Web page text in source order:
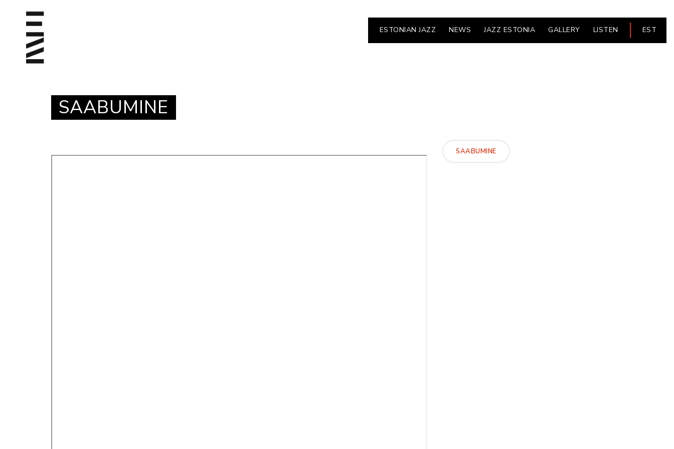
ESTONIAN JAZZ NEWS JAZZ ESTONIA GALLERY LISTEN EST
SAABUMINE
SAABUMINE